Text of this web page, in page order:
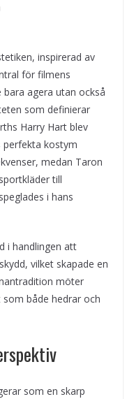
inspirerad av
för filmens
bara agera utan också
som definierar
Harry Hart blev
perfekta kostym
medan Taron
till
i hans
i handlingen att
vilket skapade en
möter
både hedrar och
som en skarp